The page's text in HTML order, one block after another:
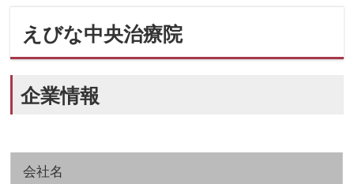
えびな中央治療院
企業情報
会社名